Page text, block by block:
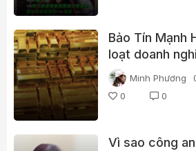
Bảo Tín Mạnh
loạt doanh
ra nhiều vi phạm
Minh Phương
0
0
Vì sao công